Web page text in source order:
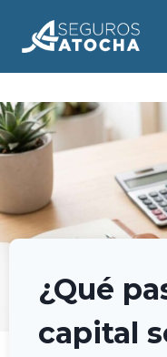
¿Qué
capital